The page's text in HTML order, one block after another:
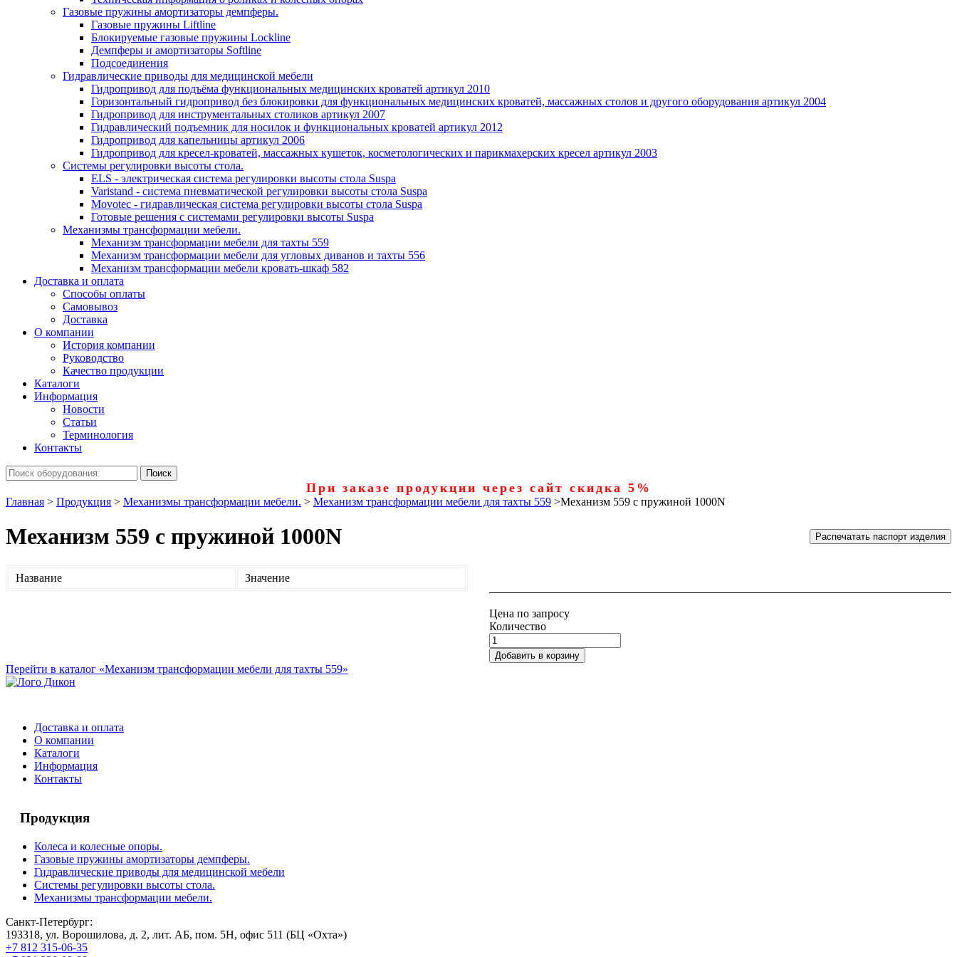
Газовые пружины амортизаторы демпферы.
Газовые пружины Liftline
Блокируемые газовые пружины Lockline
Демпферы и амортизаторы Softline
Подсоединения
Гидравлические приводы для медицинской мебели
Гидропривод для подъёма функциональных медицинских кроватей артикул 2010
Горизонтальный гидропривод без блокировки для функциональных медицинских кроватей, массажных столов и другого оборудования артикул 2004
Гидропривод для инструментальных столиков артикул 2007
Гидравлический подъемник для носилок и функциональных кроватей артикул 2012
Гидропривод для капельницы артикул 2006
Гидропривод для кресел-кроватей, массажных кушеток, косметологических и парикмахерских кресел артикул 2003
Системы регулировки высоты стола.
ELS - электрическая система регулировки высоты стола Suspa
Varistand - система пневматической регулировки высоты стола Suspa
Movotec - гидравлическая система регулировки высоты стола Suspa
Готовые решения с системами регулировки высоты Suspa
Механизмы трансформации мебели.
Механизм трансформации мебели для тахты 559
Механизм трансформации мебели для угловых диванов и тахты 556
Механизм трансформации мебели кровать-шкаф 582
Доставка и оплата
Способы оплаты
Самовывоз
Доставка
О компании
История компании
Руководство
Качество продукции
Каталоги
Информация
Новости
Статьи
Терминология
Контакты
При заказе продукции через сайт скидка 5%
Главная > Продукция > Механизмы трансформации мебели. > Механизм трансформации мебели для тахты 559 >Механизм 559 с пружиной 1000N
Механизм 559 с пружиной 1000N Распечатать паспорт изделия
Название Значение
Цена по запросу
Количество
Добавить в корзину
Перейти в каталог «Механизм трансформации мебели для тахты 559»
Доставка и оплата
О компании
Каталоги
Информация
Контакты
Продукция
Колеса и колесные опоры.
Газовые пружины амортизаторы демпферы.
Гидравлические приводы для медицинской мебели
Системы регулировки высоты стола.
Механизмы трансформации мебели.
Санкт-Петербург:
193318, ул. Ворошилова, д. 2, лит. АБ, пом. 5Н, офис 511 (БЦ «Охта»)
+7 812 315-06-35